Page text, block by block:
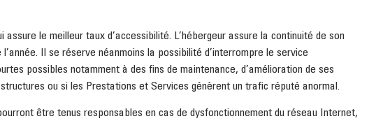
le meilleur taux d’accessibilité. L’hébergeur assure la continuité de son
Il se réserve néanmoins la possibilité d’interrompre le service
possibles notamment à des fins de maintenance, d’amélioration de ses
ou si les Prestations et Services génèrent un trafic réputé anormal.
être tenus responsables en cas de dysfonctionnement du réseau Internet,